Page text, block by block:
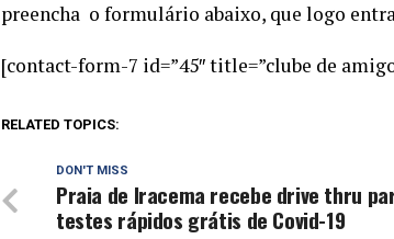
preencha o formulário abaixo, que logo
[contact-form-7 id=”45″ title=”clube de
RELATED TOPICS:
DON'T MISS
Praia de Iracema recebe drive thru
testes rápidos grátis de Covid-19